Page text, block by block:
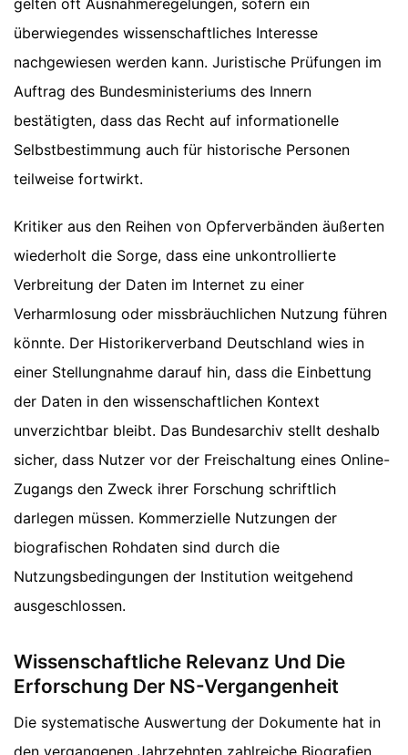
gelten oft Ausnahmeregelungen, sofern ein
überwiegendes wissenschaftliches Interesse
nachgewiesen werden kann. Juristische Prüfungen im
Auftrag des Bundesministeriums des Innern
bestätigten, dass das Recht auf informationelle
Selbstbestimmung auch für historische Personen
teilweise fortwirkt.
Kritiker aus den Reihen von Opferverbänden äußerten
wiederholt die Sorge, dass eine unkontrollierte
Verbreitung der Daten im Internet zu einer
Verharmlosung oder missbräuchlichen Nutzung führen
könnte. Der Historikerverband Deutschland wies in
einer Stellungnahme darauf hin, dass die Einbettung
der Daten in den wissenschaftlichen Kontext
unverzichtbar bleibt. Das Bundesarchiv stellt deshalb
sicher, dass Nutzer vor der Freischaltung eines Online-
Zugangs den Zweck ihrer Forschung schriftlich
darlegen müssen. Kommerzielle Nutzungen der
biografischen Rohdaten sind durch die
Nutzungsbedingungen der Institution weitgehend
ausgeschlossen.
Wissenschaftliche Relevanz Und Die
Erforschung Der NS-Vergangenheit
Die systematische Auswertung der Dokumente hat in
den vergangenen Jahrzehnten zahlreiche Biografien